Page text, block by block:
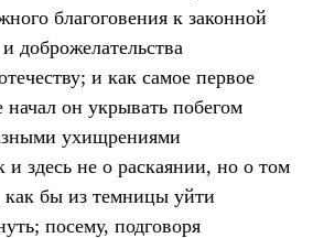
благоговения к законной
доброжелательства
и как самое первое
начал он укрывать побегом
ухищрениями
и здесь не о раскаянии, но о том
бы из темницы уйти
посему, подговоря